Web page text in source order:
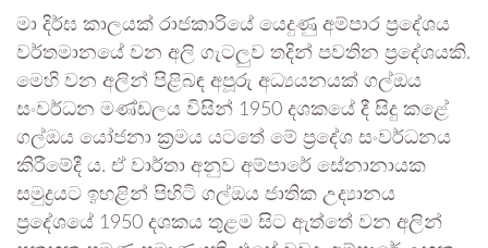
මා දිර්ඝ කාලයක් රාජකාරියේ යෙදුණු අම්පාර ප්‍රදේශය
වර්තමානයේ වන අලි ගැටලුව තදින් පවතින ප්‍රදේශයකි.
මෙහි වන අලින් පිළිබඳ අපූරු අධ්‍යයනයක් ගල්ඔය
සංවර්ධන මණ්ඩලය විසින් 1950 දශකයේ දී සිදු කළේ
ගල්ඔය යෝජනා ක්‍රමය යටතේ මේ ප්‍රදේශ සංවර්ධනය
කිරීමේදී ය. ඒ වාර්තා අනුව අම්පාරේ සේනානායක
සමුද්‍රයට ඉහළින් පිහිටි ගල්ඔය ජාතික උද්‍යානය
ප්‍රදේශයේ 1950 දශකය තුළම සිට ඇත්තේ වන අලින්